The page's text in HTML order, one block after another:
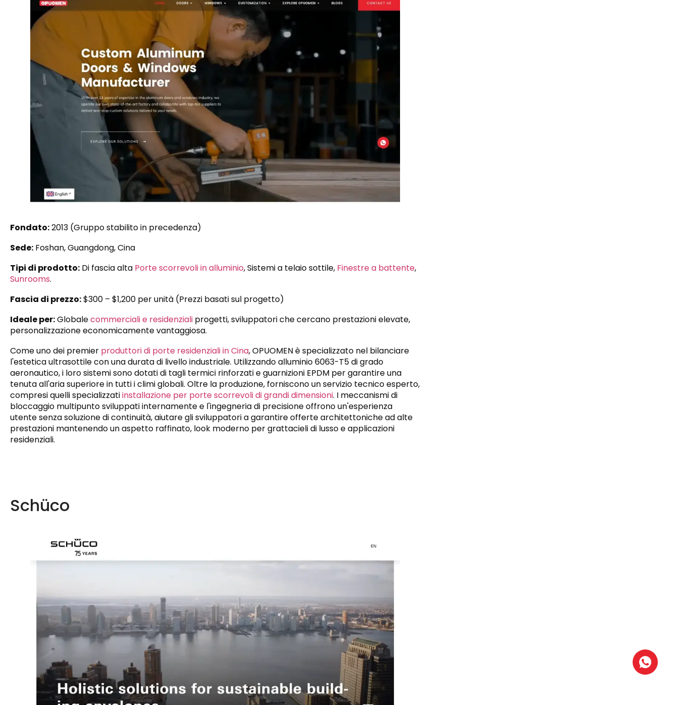
Fondato:2013 (Gruppo stabilito in precedenza)
Sede: Foshan, Guangdong, Cina
Tipi di prodotto: Di fascia alta Porte scorrevoli in alluminio, Sistemi a telaio sottile, Finestre a battente,
Sunrooms.
Fascia di prezzo:$300 – $1,200 per unità (Prezzi basati sul progetto)
Ideale per:Globalecommerciali e residenziali progetti, sviluppatori che cercano prestazioni elevate,
personalizzazione economicamente vantaggiosa.
Come uno dei premier produttori di porte residenziali in Cina, OPUOMEN è specializzato nel bilanciare
l'estetica ultrasottile con una durata di livello industriale. Utilizzando alluminio 6063-T5 di grado
aeronautico, i loro sistemi sono dotati di tagli termici rinforzati e guarnizioni EPDM per garantire una
tenuta all'aria superiore in tutti i climi globali. Oltre la produzione, forniscono un servizio tecnico esperto,
compresi quelli specializzatiinstallazione per porte scorrevoli di grandi dimensioni. I meccanismi di
bloccaggio multipunto sviluppati internamente e l'ingegneria di precisione offrono un'esperienza
utente senza soluzione di continuità, aiutare gli sviluppatori a garantire offerte architettoniche ad alte
prestazioni mantenendo un aspetto raffinato, look moderno per grattacieli di lusso e applicazioni
residenziali.
Schüco